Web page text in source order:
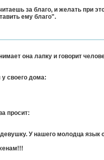
за благо, и желать при
ему благо".
она лапку и говорит
своего дома:
просит:
У нашего молодца язык